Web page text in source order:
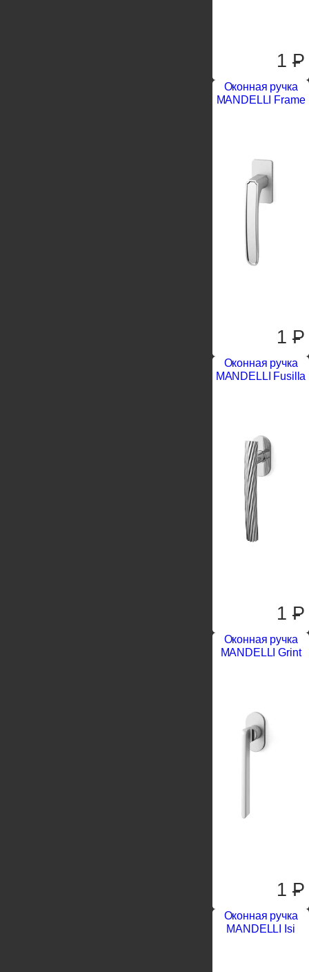
1P
Оконная ручка
MANDELLI Frame
1P
Оконная ручка
MANDELLI Fusilla
1P
Оконная ручка
MANDELLI Grint
1P
Оконная ручка
MANDELLI Isi